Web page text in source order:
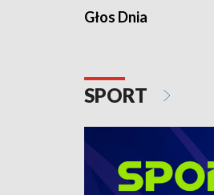
Głos Dnia
SPORT